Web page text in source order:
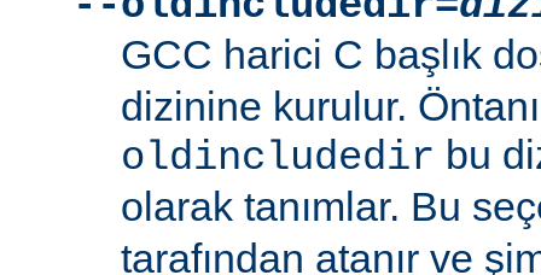
GCC harici C başlık
dizinine kurulur.
oldincludedir bu
olarak tanımlar. Bu
tarafından atanır ve